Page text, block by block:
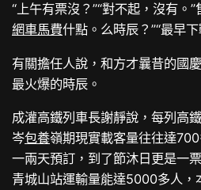
“上午有票沒？”“對不起，沒有。
網車馬費什點。么時辰？”“最早
有關擔任人說，和方才曩昔的國
最火爆的時辰。
成灌高鐵列車長謝靜說，每列高
岑包養嶺期現實載客量往往達
一兩天預訂，到了節沐日更是一
青城山站運輸量能達5000多人，